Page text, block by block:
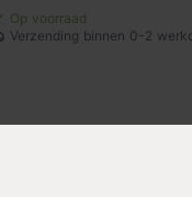
Op voorraad
Verzending binnen 0-2